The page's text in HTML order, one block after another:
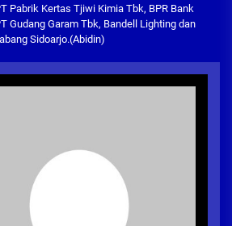
Pabrik Kertas Tjiwi Kimia Tbk, BPR Bank
Gudang Garam Tbk, Bandell Lighting dan
Sidoarjo.(Abidin)